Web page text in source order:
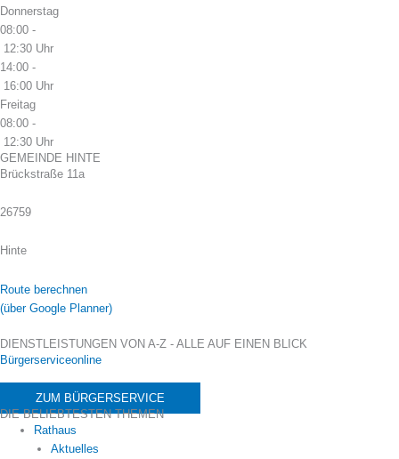
Donnerstag
08:00 -
12:30 Uhr
14:00 -
16:00 Uhr
Freitag
08:00 -
12:30 Uhr
GEMEINDE HINTE
Brückstraße 11a
26759
Hinte
Route berechnen
(über Google Planner)
DIENSTLEISTUNGEN VON A-Z - ALLE AUF EINEN BLICK
Bürgerserviceonline
ZUM BÜRGERSERVICE
DIE BELIEBTESTEN THEMEN
Rathaus
Aktuelles